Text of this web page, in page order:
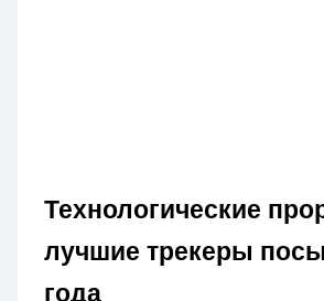
Технологические
лучшие трекеры
года